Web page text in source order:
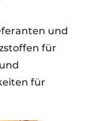
und
für
für